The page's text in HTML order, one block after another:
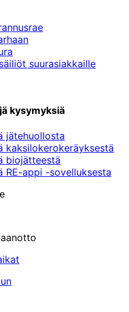
suurasiakkaille
kysymyksiä
jätehuollosta
kaksilokerokeräyksestä
biojätteestä
RE-appi -sovelluksesta